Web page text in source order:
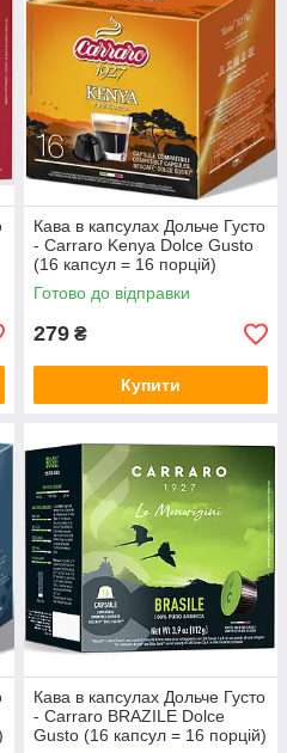
Кава в капсулах Дольче Густо
- Carraro Kenya Dolce Gusto
(16 капсул = 16 порцій)
Готово до відправки
279 ₴
Купити
Кава в капсулах Дольче Густо
- Carraro BRAZILE Dolce
Gusto (16 капсул = 16 порцій)